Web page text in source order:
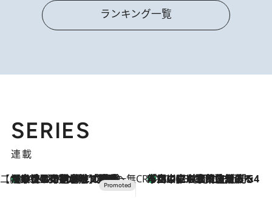
ランキング一覧
SERIES
連載
【CREA×星野リゾート】唯一無二。癒しと発見が待つ場所へ
2026.8.7
【トンボの足水浴】ヒノキの香りに包まれて涼感マックス！約13℃の湧水かけ流しを避暑地「星野温泉 トンボの湯」で体験 CREA'S CHOICE
2026.8.7
「立川にも歌舞伎があるんだよ」 片岡仁左衛門・市川中車ら豪華座組みで4年目の立川立飛歌舞伎へ